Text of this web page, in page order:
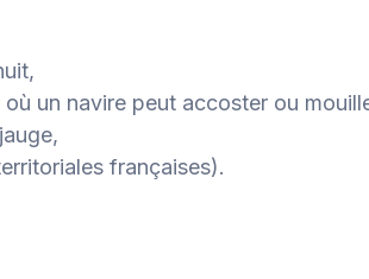
où un navire peut accoster ou
françaises).